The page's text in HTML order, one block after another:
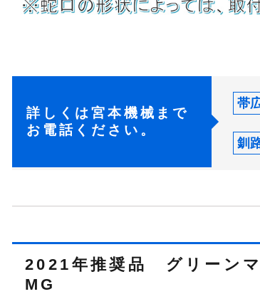
詳しくは宮本機械まで
お電話ください。
帯
釧
2021年推奨品 グリーン
MG